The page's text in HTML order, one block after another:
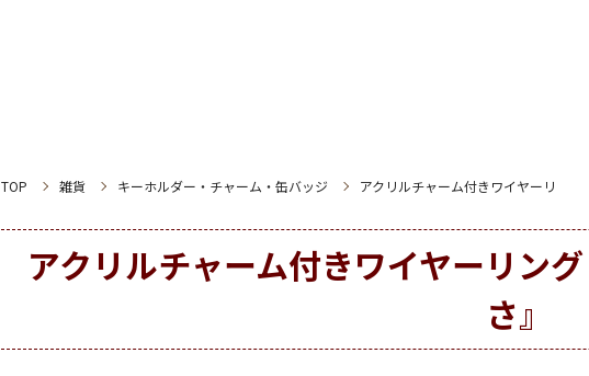
TOP 雑貨 キーホルダー・チャーム・缶バッジ アクリルチャーム付きワイヤーリ
アクリルチャーム付きワイヤーリン
さ』